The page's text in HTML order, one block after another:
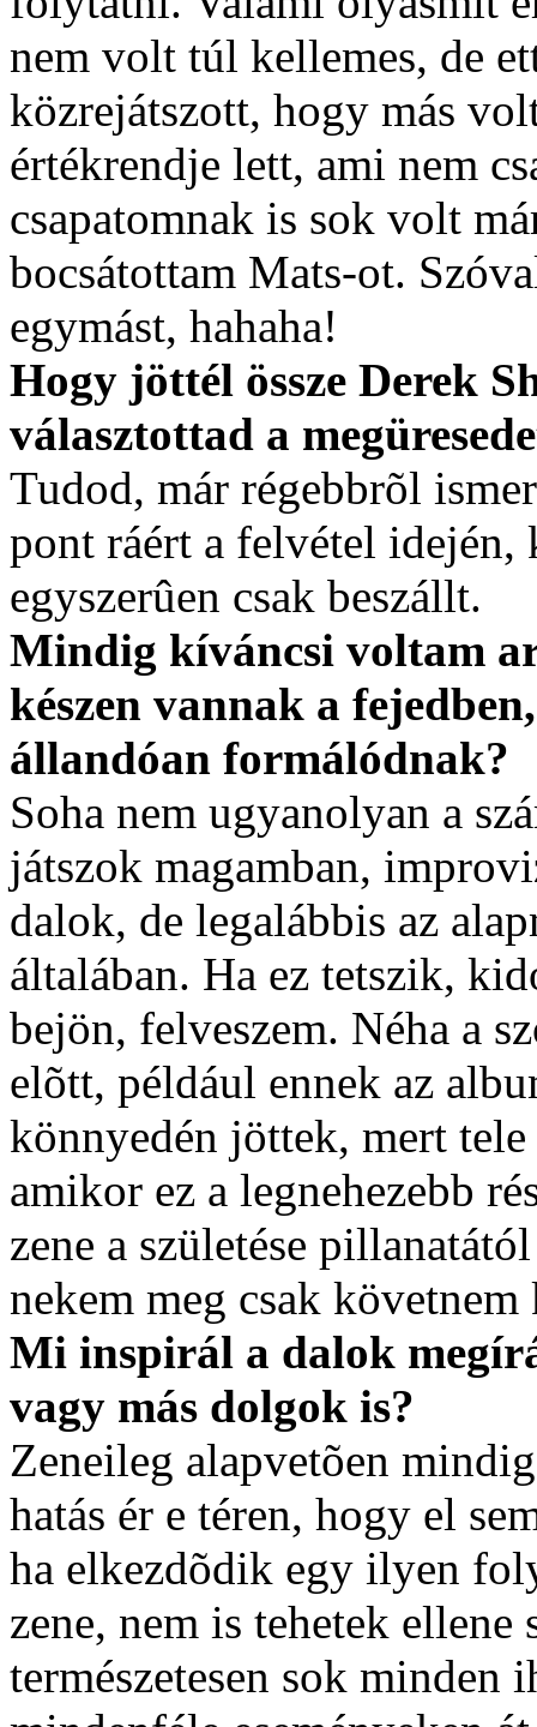
nem volt túl kellemes, de
közrejátszott, hogy más
értékrendje lett, ami nem
csapatomnak is sok volt
bocsátottam Mats-ot.
egymást, hahaha!
Hogy jöttél össze Derek
választottad a
Tudod, már régebbrõl
pont ráért a felvétel idején,
egyszerûen csak beszállt.
Mindig kíváncsi voltam
készen vannak a
állandóan formálódnak?
Soha nem ugyanolyan a
játszok magamban,
dalok, de legalábbis az
általában. Ha ez tetszik,
bejön, felveszem. Néha a
elõtt, például ennek az
könnyedén jöttek, mert
amikor ez a legnehezebb
zene a születése
nekem meg csak követnem
Mi inspirál a dalok
vagy más dolgok is?
Zeneileg alapvetõen
hatás ér e téren, hogy el
ha elkezdõdik egy ilyen
zene, nem is tehetek
természetesen sok minden